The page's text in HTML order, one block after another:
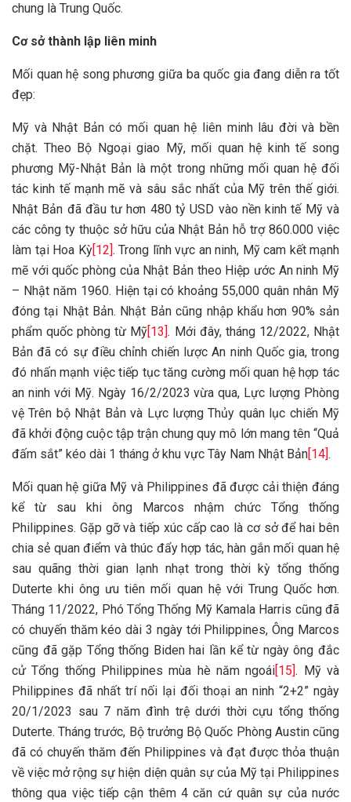
chung là Trung Quốc.
Cơ sở thành lập liên minh
Mối quan hệ song phương giữa ba quốc gia đang diễn ra tốt
đẹp:
Mỹ và Nhật Bản có mối quan hệ liên minh lâu đời và bền
chặt. Theo Bộ Ngoại giao Mỹ, mối quan hệ kinh tế song
phương Mỹ-Nhật Bản là một trong những mối quan hệ đối
tác kinh tế mạnh mẽ và sâu sắc nhất của Mỹ trên thế giới.
Nhật Bản đã đầu tư hơn 480 tỷ USD vào nền kinh tế Mỹ và
các công ty thuộc sở hữu của Nhật Bản hỗ trợ 860.000 việc
làm tại Hoa Kỳ[12] . Trong lĩnh vực an ninh, Mỹ cam kết mạnh
mẽ với quốc phòng của Nhật Bản theo Hiệp ước An ninh Mỹ
– Nhật năm 1960. Hiện tại có khoảng 55,000 quân nhân Mỹ
đóng tại Nhật Bản. Nhật Bản cũng nhập khẩu hơn 90% sản
phẩm quốc phòng từ Mỹ [13]. Mới đây, tháng 12/2022, Nhật
Bản đã có sự điều chỉnh chiến lược An ninh Quốc gia, trong
đó nhấn mạnh việc tiếp tục tăng cường mối quan hệ hợp tác
an ninh với Mỹ. Ngày 16/2/2023 vừa qua, Lực lượng Phòng
vệ Trên bộ Nhật Bản và Lực lượng Thủy quân lục chiến Mỹ
đã khởi động cuộc tập trận chung quy mô lớn mang tên “Quả
đấm sắt” kéo dài 1 tháng ở khu vực Tây Nam Nhật Bản [14] .
Mối quan hệ giữa Mỹ và Philippines đã được cải thiện đáng
kể từ sau khi ông Marcos nhậm chức Tổng thống
Philippines. Gặp gỡ và tiếp xúc cấp cao là cơ sở để hai bên
chia sẻ quan điểm và thúc đẩy hợp tác, hàn gắn mối quan hệ
sau quãng thời gian lạnh nhạt trong thời kỳ tổng thống
Duterte khi ông ưu tiên mối quan hệ với Trung Quốc hơn.
Tháng 11/2022, Phó Tổng Thống Mỹ Kamala Harris cũng đã
có chuyến thăm kéo dài 3 ngày tới Philippines, Ông Marcos
cũng đã gặp Tổng thống Biden hai lần kể từ ngày ông đắc
cử Tổng thống Philippines mùa hè năm ngoái [15]. Mỹ và
Philippines đã nhất trí nối lại đối thoại an ninh “2+2” ngày
20/1/2023 sau 7 năm đình trệ dưới thời cựu tổng thống
Duterte. Tháng trước, Bộ trưởng Bộ Quốc Phòng Austin cũng
đã có chuyến thăm đến Philippines và đạt được thỏa thuận
về việc mở rộng sự hiện diện quân sự của Mỹ tại Philippines
thông qua việc tiếp cận thêm 4 căn cứ quân sự của nước